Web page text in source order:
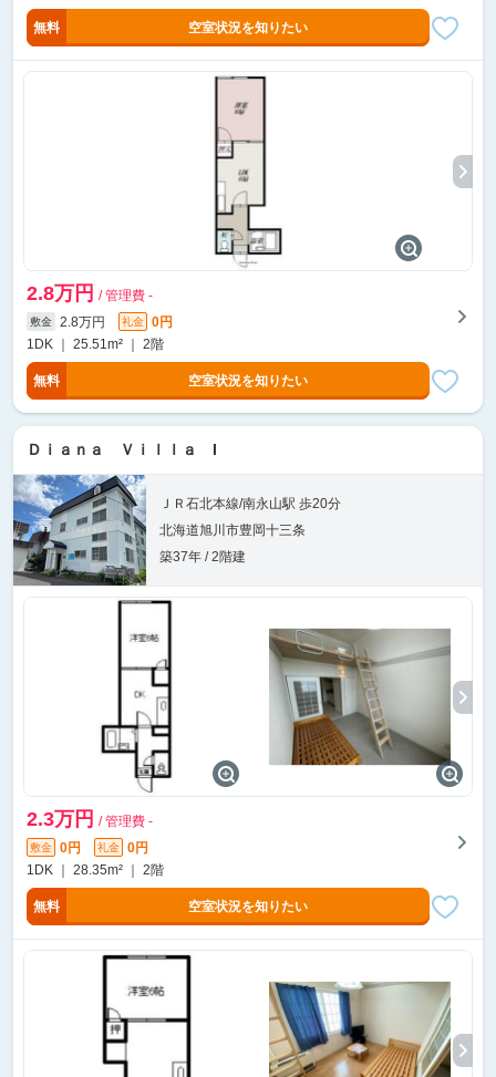
無料 空室状況を知りたい
2.8万円 / 管理費 -
敷金 2.8万円 礼金
0円
1DK ｜ 25.51m² ｜ 2階
無料 空室状況を知りたい
Ｄｉａｎａ Ｖｉｌｌａ I
ＪＲ石北本線/南永山駅 歩20分
北海道旭川市豊岡十三条
築37年 / 2階建
2.3万円 / 管理費 -
敷金 0円 礼金
0円
1DK ｜ 28.35m² ｜ 2階
無料 空室状況を知りたい